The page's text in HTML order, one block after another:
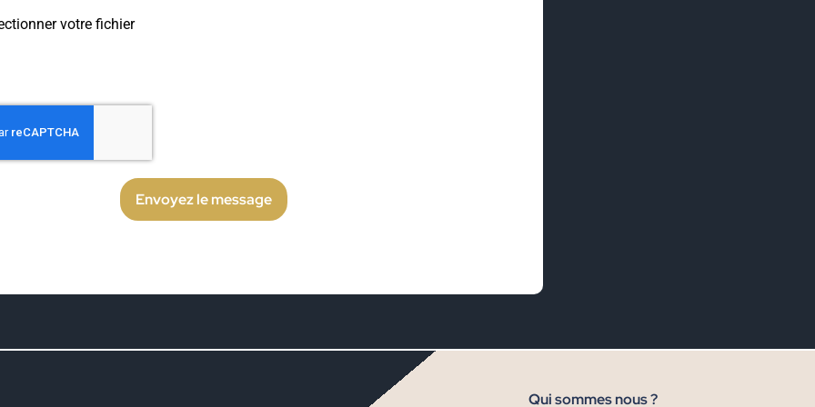
votre fichier
Envoyez le message
Qui sommes nous ?